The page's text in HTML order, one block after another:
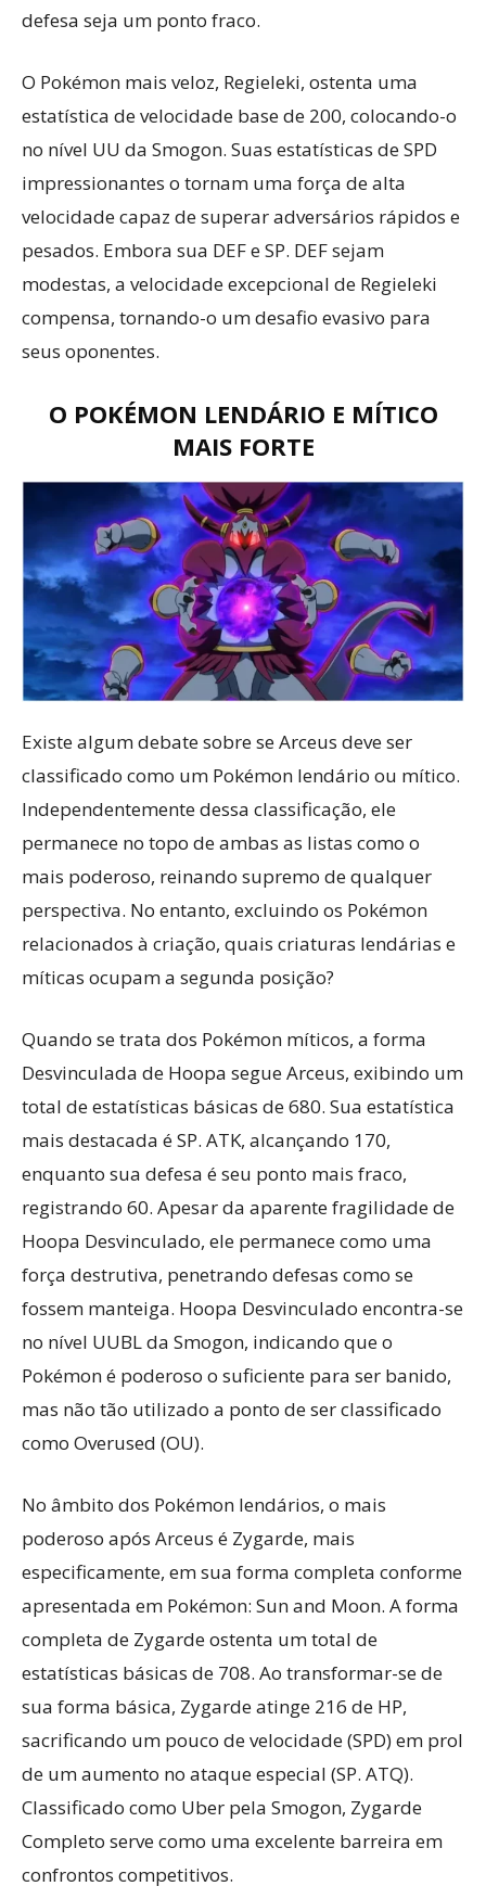
defesa seja um ponto fraco.
O Pokémon mais veloz, Regieleki, ostenta uma
estatística de velocidade base de 200, colocando-o
no nível UU da Smogon. Suas estatísticas de SPD
impressionantes o tornam uma força de alta
velocidade capaz de superar adversários rápidos e
pesados. Embora sua DEF e SP. DEF sejam
modestas, a velocidade excepcional de Regieleki
compensa, tornando-o um desafio evasivo para
seus oponentes.
O POKÉMON LENDÁRIO E MÍTICO
MAIS FORTE
Existe algum debate sobre se Arceus deve ser
classificado como um Pokémon lendário ou mítico.
Independentemente dessa classificação, ele
permanece no topo de ambas as listas como o
mais poderoso, reinando supremo de qualquer
perspectiva. No entanto, excluindo os Pokémon
relacionados à criação, quais criaturas lendárias e
míticas ocupam a segunda posição?
Quando se trata dos Pokémon míticos, a forma
Desvinculada de Hoopa segue Arceus, exibindo um
total de estatísticas básicas de 680. Sua estatística
mais destacada é SP. ATK, alcançando 170,
enquanto sua defesa é seu ponto mais fraco,
registrando 60. Apesar da aparente fragilidade de
Hoopa Desvinculado, ele permanece como uma
força destrutiva, penetrando defesas como se
fossem manteiga. Hoopa Desvinculado encontra-se
no nível UUBL da Smogon, indicando que o
Pokémon é poderoso o suficiente para ser banido,
mas não tão utilizado a ponto de ser classificado
como Overused (OU).
No âmbito dos Pokémon lendários, o mais
poderoso após Arceus é Zygarde, mais
especificamente, em sua forma completa conforme
apresentada em Pokémon: Sun and Moon. A forma
completa de Zygarde ostenta um total de
estatísticas básicas de 708. Ao transformar-se de
sua forma básica, Zygarde atinge 216 de HP,
sacrificando um pouco de velocidade (SPD) em prol
de um aumento no ataque especial (SP. ATQ).
Classificado como Uber pela Smogon, Zygarde
Completo serve como uma excelente barreira em
confrontos competitivos.